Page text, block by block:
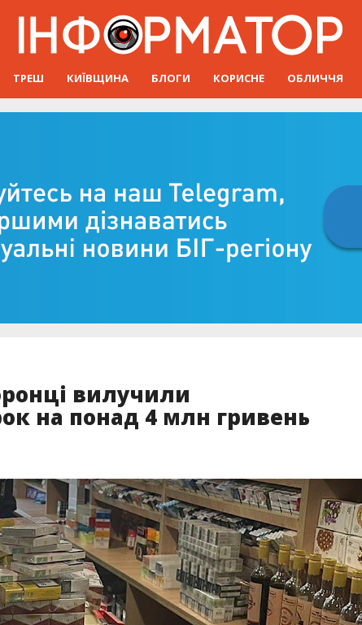
ТРЕШ КИЇВЩИНА БЛОГИ КОРИСНЕ ОБЛИЧЧЯ
вилучили
на понад 4 млн гривень